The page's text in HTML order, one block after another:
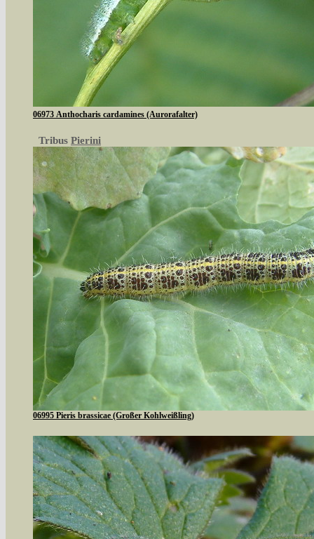
06973 Anthocharis cardamines (Aurorafalter)
Tribus Pierini
06995 Pieris brassicae (Großer Kohlweißling)